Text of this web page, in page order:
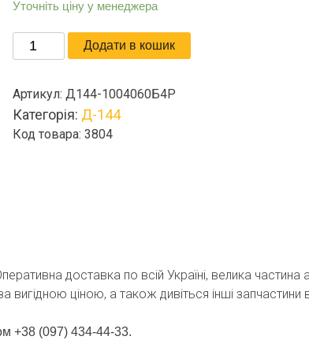
Уточніть ціну у менеджера
Кольца
поршневые
(105.7)
кількість
Додати в кошик
Артикул:Д144-1004060Б4Р
Категорія: Д-144
Код товара: 3804
доставка по всій Україні, велика
вигідною ціною, а також дивіться інші запчастини в
+38 (097) 434-44-33.